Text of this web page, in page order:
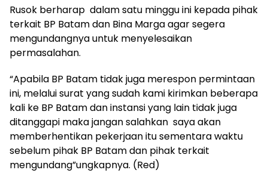
Rusok berharap dalam satu minggu ini kepada pihak
terkait BP Batam dan Bina Marga agar segera
mengundangnya untuk menyelesaikan
permasalahan.
“Apabila BP Batam tidak juga merespon permintaan
ini, melalui surat yang sudah kami kirimkan beberapa
kali ke BP Batam dan instansi yang lain tidak juga
ditanggapi maka jangan salahkan saya akan
memberhentikan pekerjaan itu sementara waktu
sebelum pihak BP Batam dan pihak terkait
mengundang”ungkapnya. (Red)